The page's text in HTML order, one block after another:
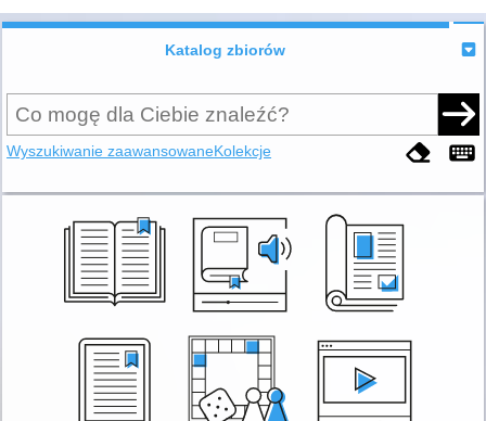
Katalog zbiorów
Wyszukiwanie zaawansowaneKolekcje